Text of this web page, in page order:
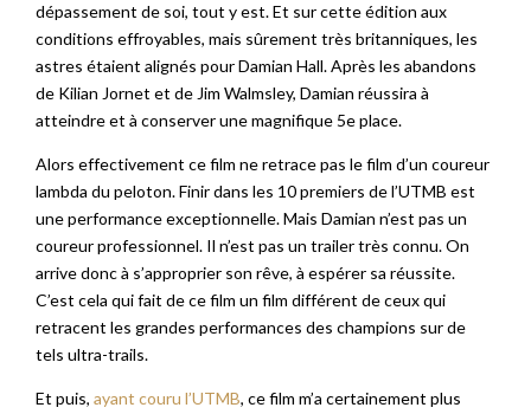
dépassement de soi, tout y est. Et sur cette édition aux
conditions effroyables, mais sûrement très britanniques, les
astres étaient alignés pour Damian Hall. Après les abandons
de Kilian Jornet et de Jim Walmsley, Damian réussira à
atteindre et à conserver une magnifique 5e place.
Alors effectivement ce film ne retrace pas le film d’un coureur
lambda du peloton. Finir dans les 10 premiers de l’UTMB est
une performance exceptionnelle. Mais Damian n’est pas un
coureur professionnel. Il n’est pas un trailer très connu. On
arrive donc à s’approprier son rêve, à espérer sa réussite.
C’est cela qui fait de ce film un film différent de ceux qui
retracent les grandes performances des champions sur de
tels ultra-trails.
Et puis, ayant couru l’UTMB, ce film m’a certainement plus